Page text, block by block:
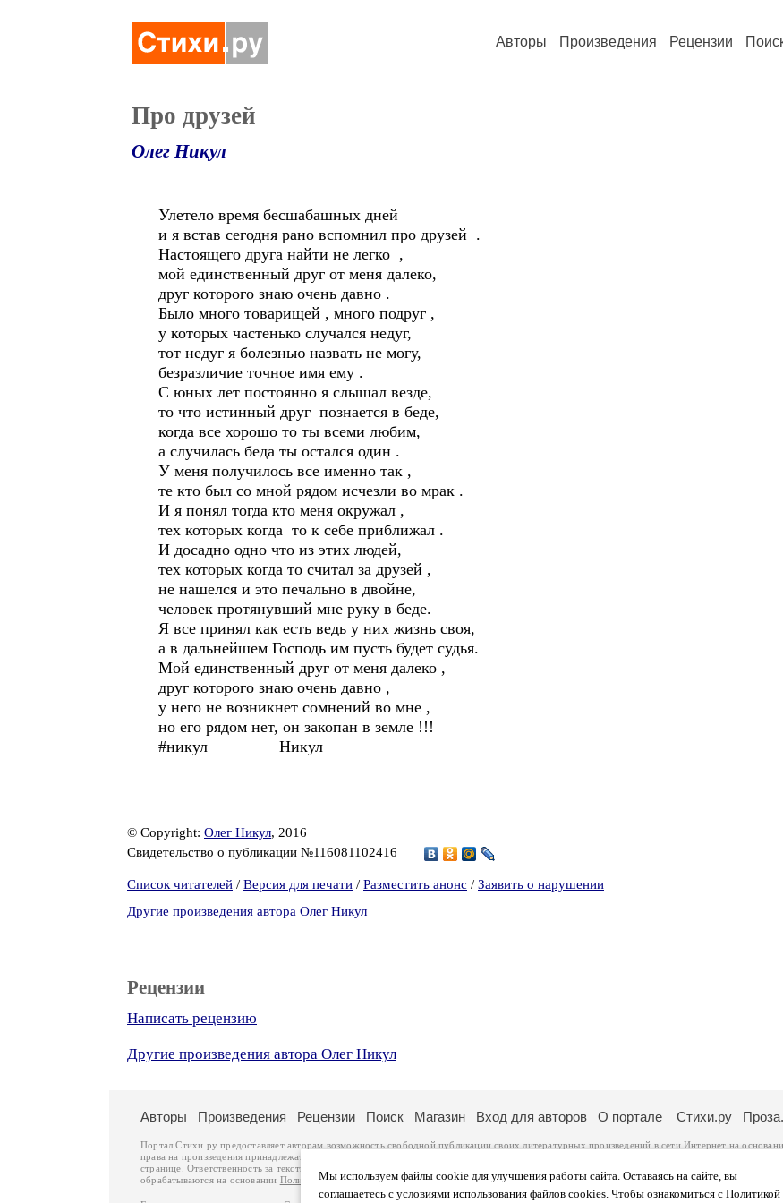
Авторы Произведения Рецензии
Про друзей
Олег Никул
Улетело время бесшабашных дней
и я встав сегодня рано вспомнил про друзей .
Настоящего друга найти не легко ,
мой единственный друг от меня далеко,
друг которого знаю очень давно .
Было много товарищей , много подруг ,
у которых частенько случался недуг,
тот недуг я болезнью назвать не могу,
безразличие точное имя ему .
С юных лет постоянно я слышал везде,
то что истинный друг познается в беде,
когда все хорошо то ты всеми любим,
а случилась беда ты остался один .
У меня получилось все именно так ,
те кто был со мной рядом исчезли во мрак .
И я понял тогда кто меня окружал ,
тех которых когда то к себе приближал .
И досадно одно что из этих людей,
тех которых когда то считал за друзей ,
не нашелся и это печально в двойне,
человек протянувший мне руку в беде.
Я все принял как есть ведь у них жизнь своя,
а в дальнейшем Господь им пусть будет судья.
Мой единственный друг от меня далеко ,
друг которого знаю очень давно ,
у него не возникнет сомнений во мне ,
но его рядом нет, он закопан в земле !!!
#никул Никул
© Copyright: Олег Никул, 2016
Свидетельство о публикации №116081102416
Список читателей / Версия для печати / Разместить анонс / Заявить о нарушении
Другие произведения автора Олег Никул
Рецензии
Написать рецензию
Другие произведения автора Олег Никул
Мы используем файлы cookie для улучшения работы сайта. Оставаясь на сайте, вы
соглашаетесь с условиями использования файлов cookies. Чтобы ознакомиться с Политикой
Авторы Произведения Рецензии Поиск Магазин Вход для авторов О портале Стихи.ру
Портал Стихи.ру предоставляет авторам возможность свободной публикации своих литературных произведений в сети Интернет на
права на произведения принадлежат авторам и охраняются
. Перепечатка произведений возможна только с согласия его автора, к
странице. Ответственность за тексты произведений авторы несут самостоятельно на основании
законодательства
обрабатываются на основании Политики обработки персональных данных. Вы также можете посмотреть более подробнуюинформацию о